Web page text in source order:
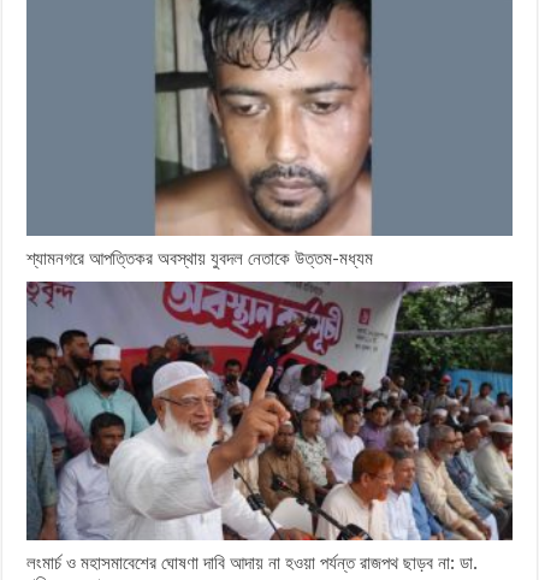
শ্যামনগরে আপত্তিকর অবস্থায় যুবদল নেতাকে উত্তম-মধ্যম
লংমার্চ ও মহাসমাবেশের ঘোষণা দাবি আদায় না হওয়া পর্যন্ত রাজপথ ছাড়ব না: ডা.